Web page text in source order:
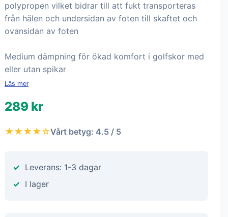
polypropen vilket bidrar till att fukt transporteras
från hälen och undersidan av foten till skaftet och
ovansidan av foten
Medium dämpning för ökad komfort i golfskor med
eller utan spikar
Läs mer
289 kr
★★★★☆Vårt betyg: 4.5 / 5
Leverans: 1-3 dagar
I lager